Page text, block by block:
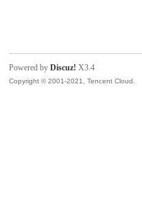
Powered byDiscuz! X3.4
Copyright © 2001-2021, Tencent Cloud.